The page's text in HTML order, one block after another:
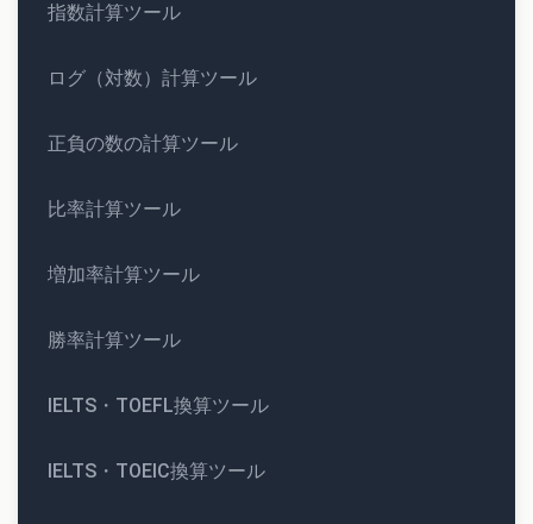
指数計算ツール
ログ（対数）計算ツール
正負の数の計算ツール
比率計算ツール
増加率計算ツール
勝率計算ツール
IELTS・TOEFL換算ツール
IELTS・TOEIC換算ツール